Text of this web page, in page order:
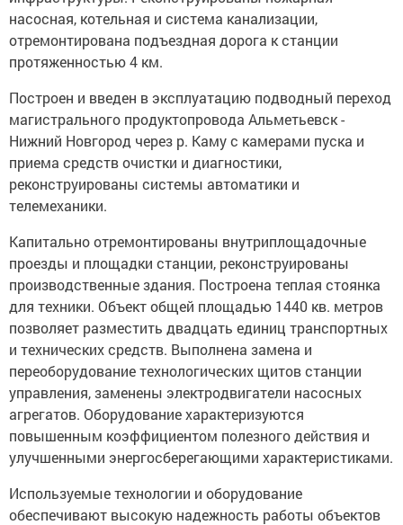
насосная, котельная и система канализации,
отремонтирована подъездная дорога к станции
протяженностью 4 км.
Построен и введен в эксплуатацию подводный переход
магистрального продуктопровода Альметьевск -
Нижний Новгород через р. Каму с камерами пуска и
приема средств очистки и диагностики,
реконструированы системы автоматики и
телемеханики.
Капитально отремонтированы внутриплощадочные
проезды и площадки станции, реконструированы
производственные здания. Построена теплая стоянка
для техники. Объект общей площадью 1440 кв. метров
позволяет разместить двадцать единиц транспортных
и технических средств. Выполнена замена и
переоборудование технологических щитов станции
управления, заменены электродвигатели насосных
агрегатов. Оборудование характеризуются
повышенным коэффициентом полезного действия и
улучшенными энергосберегающими характеристиками.
Используемые технологии и оборудование
обеспечивают высокую надежность работы объектов